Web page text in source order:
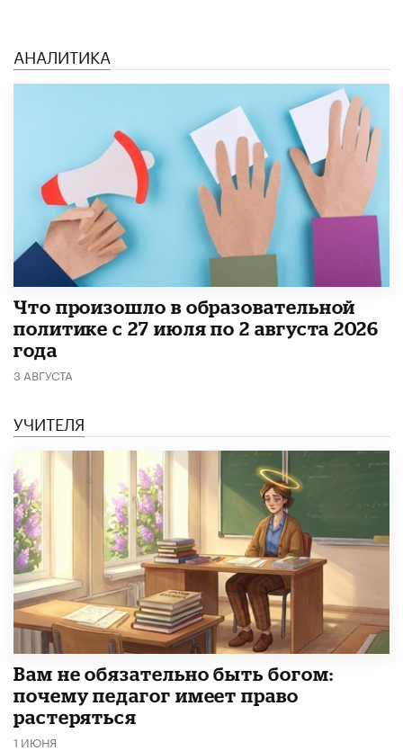
АНАЛИТИКА
​Что произошло в образовательной
политике с 27 июля по 2 августа 2026
года
3 АВГУСТА
УЧИТЕЛЯ
​Вам не обязательно быть богом:
почему педагог имеет право
растеряться
1 ИЮНЯ